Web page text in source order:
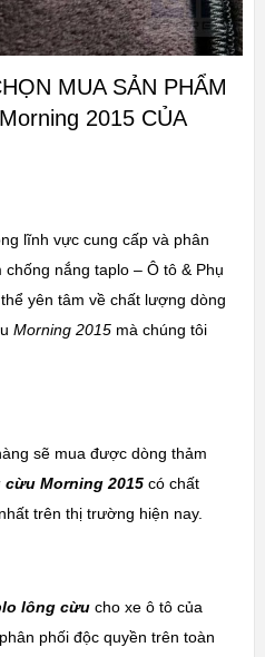
MUA SẢN PHẨM
2015 CỦA
lĩnh vực cung cấp và phân
nắng taplo – Ô tô & Phụ
yên tâm về chất lượng dòng
Morning 2015mà chúng tôi
sẽ mua được dòng thảm
cừu Morning 2015có chất
trên thị trường hiện nay.
lông cừucho xe ô tô của
phối độc quyền trên toàn